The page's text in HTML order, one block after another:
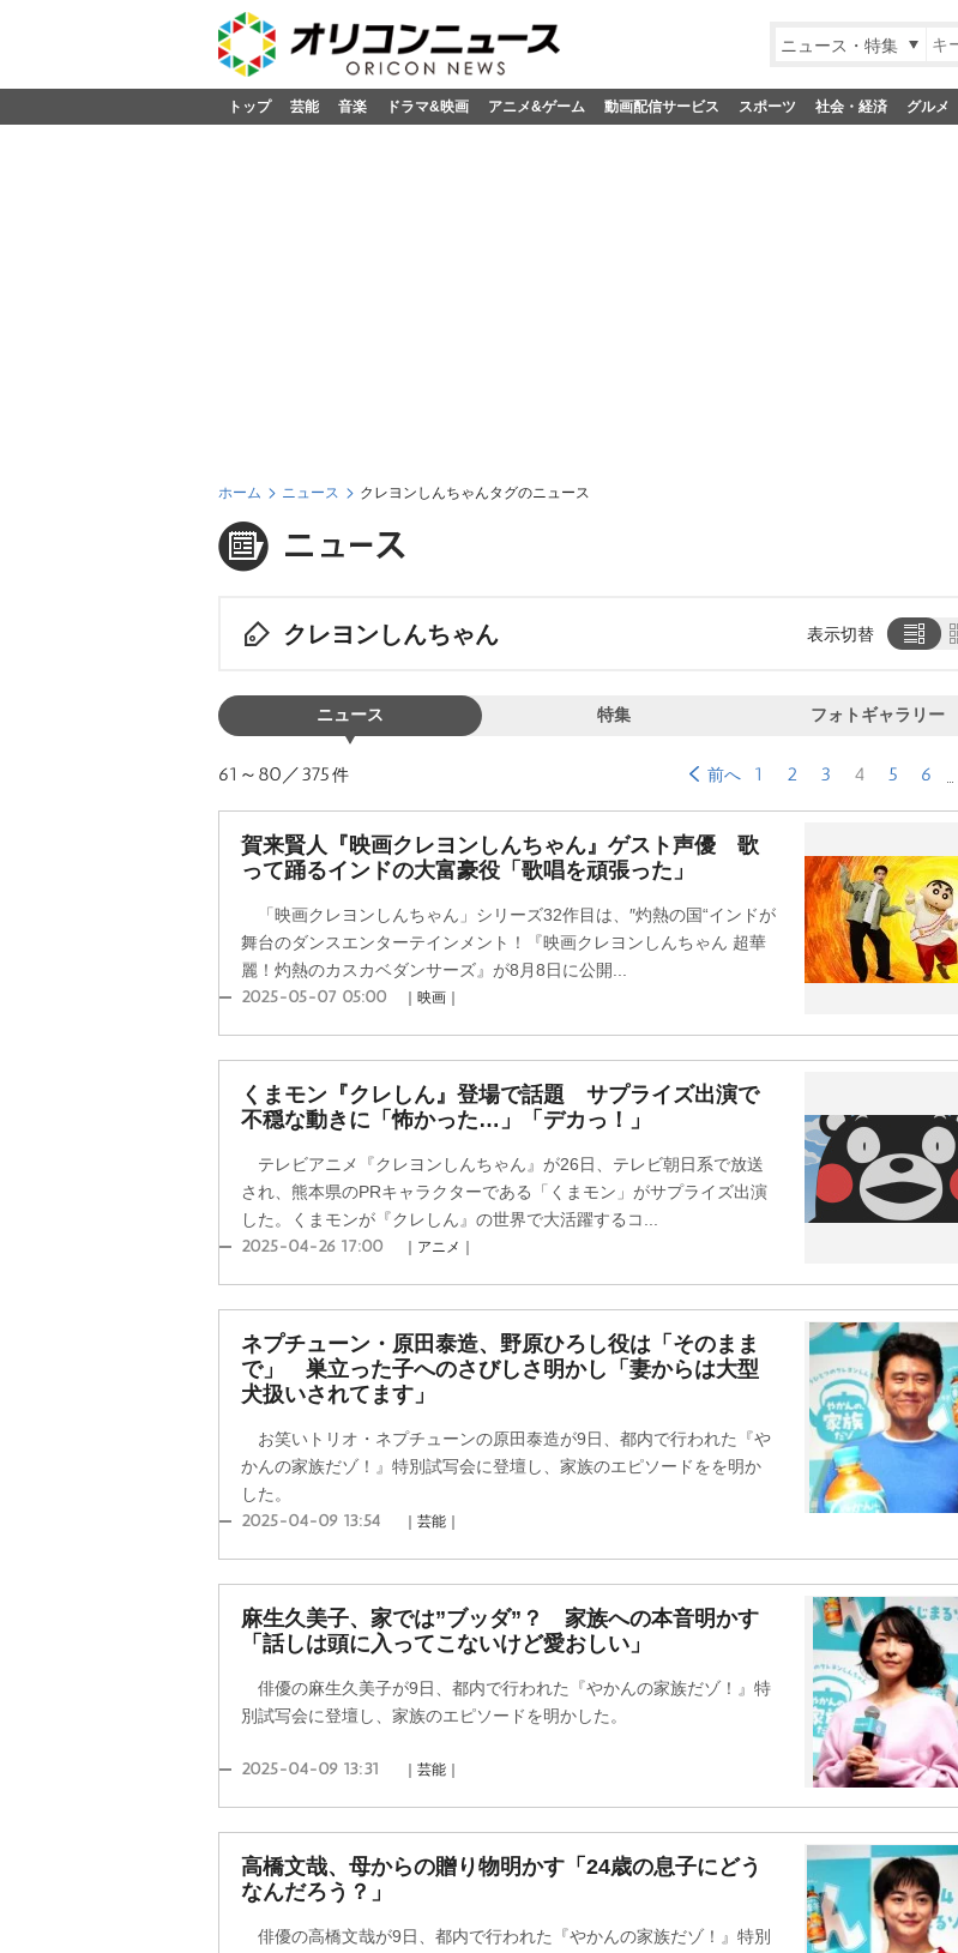
ニュース・特集
トップ 芸能 音楽 ドラマ&映画 アニメ&ゲーム 動画配信サービス スポーツ 社会・経済 グルメ
ホーム ニュース クレヨンしんちゃんタグのニュース
クレヨンしんちゃん 表示切替
ニュース 特集 フォトギャラリー
61～80／375件 前へ 1 2 3 4 5 6
賀来賢人『映画クレヨンしんちゃん』ゲスト声優 歌
って踊るインドの大富豪役「歌唱を頑張った」
「映画クレヨンしんちゃん」シリーズ32作目は、″灼熱の国“インドが
舞台のダンスエンターテインメント！『映画クレヨンしんちゃん 超華
麗！灼熱のカスカベダンサーズ』が8月8日に公開...
2025-05-07 05:00 ｜映画｜
くまモン『クレしん』登場で話題 サプライズ出演で
不穏な動きに「怖かった…」「デカっ！」
テレビアニメ『クレヨンしんちゃん』が26日、テレビ朝日系で放送
され、熊本県のPRキャラクターである「くまモン」がサプライズ出演
した。くまモンが『クレしん』の世界で大活躍するコ...
2025-04-26 17:00 ｜アニメ｜
ネプチューン・原田泰造、野原ひろし役は「そのまま
で」 巣立った子へのさびしさ明かし「妻からは大型
犬扱いされてます」
お笑いトリオ・ネプチューンの原田泰造が9日、都内で行われた『
かんの家族だゾ！』特別試写会に登壇し、家族のエピソードをを明か
した。
2025-04-09 13:54 ｜芸能｜
麻生久美子、家では”ブッダ”？ 家族への本音明かす
「話しは頭に入ってこないけど愛おしい」
俳優の麻生久美子が9日、都内で行われた『やかんの家族だゾ！』特
別試写会に登壇し、家族のエピソードを明かした。
2025-04-09 13:31 ｜芸能｜
高橋文哉、母からの贈り物明かす「24歳の息子にどう
なんだろう？」
俳優の高橋文哉が9日、都内で行われた『やかんの家族だゾ！』特別